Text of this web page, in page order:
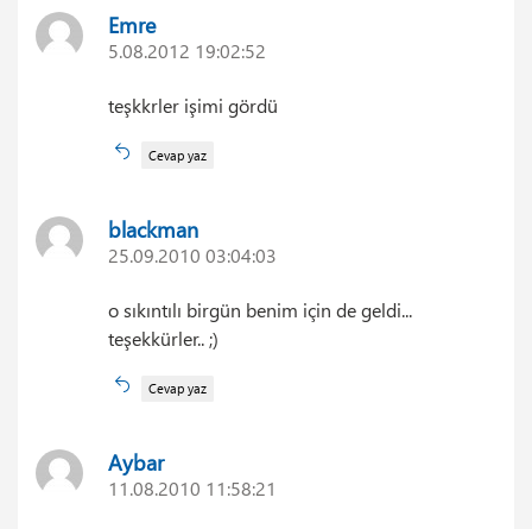
Emre
5.08.2012 19:02:52
teşkkrler işimi gördü
Cevap yaz
blackman
25.09.2010 03:04:03
o sıkıntılı birgün benim için de geldi...
teşekkürler.. ;)
Cevap yaz
Aybar
11.08.2010 11:58:21